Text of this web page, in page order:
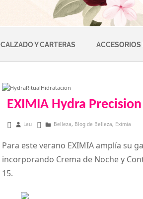
CALZADO Y CARTERAS ACCESORIOS
EXIMIA Hydra Precision
diciembre 17, 2015
Lau Belleza, Blog de Belleza, Eximia
Para este verano EXIMIA amplía su
incorporando Crema de Noche y
15.